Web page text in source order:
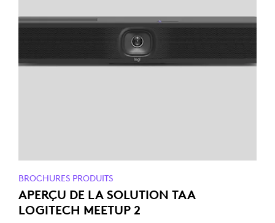
BROCHURES PRODUITS
APERÇU DE LA SOLUTION TAA
LOGITECH MEETUP 2